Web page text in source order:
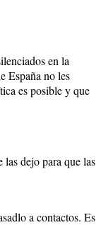
en la
España no les
es posible y que
las dejo para que las
a contactos. Es